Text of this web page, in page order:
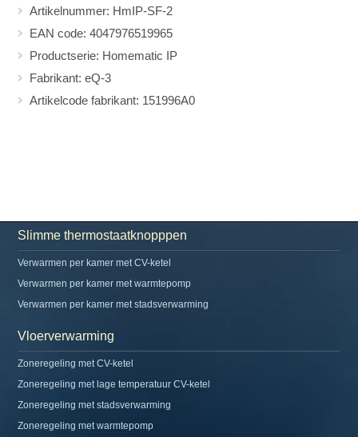
Artikelnummer: HmIP-SF-2
EAN code: 4047976519965
Productserie: Homematic IP
Fabrikant: eQ-3
Artikelcode fabrikant: 151996A0
Slimme thermostaatknopppen
Verwarmen per kamer met CV-ketel
Verwarmen per kamer met warmtepomp
Verwarmen per kamer met stadsverwarming
Vloerverwarming
Zoneregeling met CV-ketel
Zoneregeling met lage temperatuur CV-ketel
Zoneregeling met stadsverwarming
Zoneregeling met warmtepomp